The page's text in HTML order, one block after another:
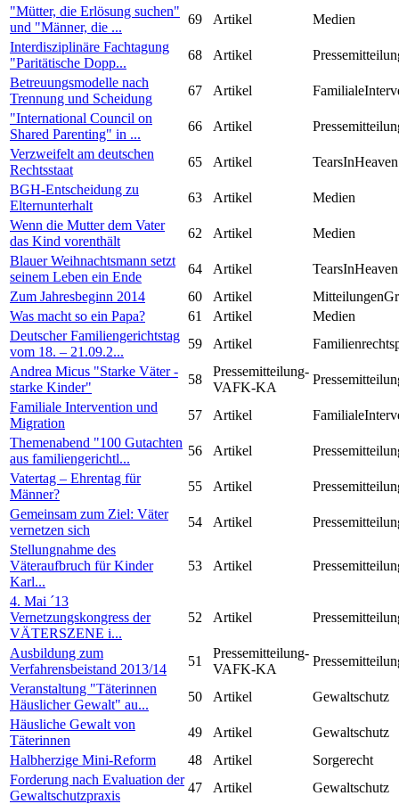
"Mütter, die Erlösung suchen"
und "Männer, die ...
69 Artikel
Medien
Interdisziplinäre Fachtagung
"Paritätische Dopp...
68 Artikel
Betreuungsmodelle nach
Trennung und Scheidung
67 Artikel
"International Council on
Shared Parenting" in ...
66 Artikel
Verzweifelt am deutschen
Rechtsstaat
65 Artikel
TearsInHeaven
BGH-Entscheidung zu
Elternunterhalt
63 Artikel
Medien
Wenn die Mutter dem Vater
das Kind vorenthält
62 Artikel
Medien
Blauer Weihnachtsmann setzt
seinem Leben ein Ende
64 Artikel
TearsInHeaven
Zum Jahresbeginn 2014
60 Artikel
Was macht so ein Papa?
61 Artikel
Medien
Deutscher Familiengerichtstag
vom 18. – 21.09.2...
59 Artikel
Andrea Micus "Starke Väter -
starke Kinder"
58
Pressemitteilung-
VAFK-KA
Familiale Intervention und
Migration
57 Artikel
Themenabend "100 Gutachten
aus familiengerichtl...
56 Artikel
Vatertag – Ehrentag für
Männer?
55 Artikel
Gemeinsam zum Ziel: Väter
vernetzen sich
54 Artikel
Stellungnahme des
Väteraufbruch für Kinder
Karl...
53 Artikel
4. Mai ´13
Vernetzungskongress der
VÄTERSZENE i...
52 Artikel
Ausbildung zum
Verfahrensbeistand 2013/14
51
Pressemitteilung-
VAFK-KA
Veranstaltung "Täterinnen
Häuslicher Gewalt" au...
50 Artikel
Gewaltschutz
Häusliche Gewalt von
Täterinnen
49 Artikel
Gewaltschutz
Halbherzige Mini-Reform
48 Artikel
Sorgerecht
Forderung nach Evaluation der
Gewaltschutzpraxis
47 Artikel
Gewaltschutz